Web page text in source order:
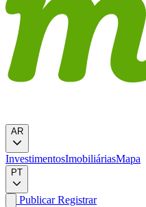
AR
InvestimentosImobiliáriasMapa
PT
PublicarRegistrar